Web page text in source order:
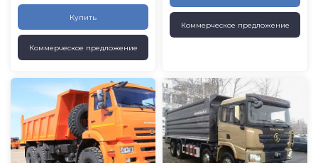
Купить
Коммерческое предложение
Коммерческое предложение